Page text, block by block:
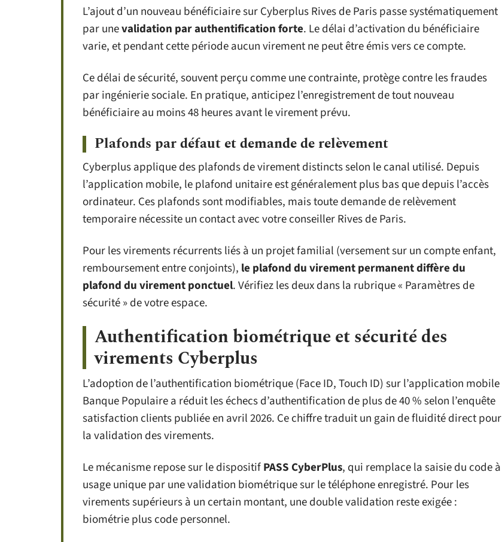
L’ajout d’un nouveau bénéficiaire sur Cyberplus Rives de Paris passe systématiquement
par unevalidation par authentification forte. Le délai d’activation du bénéficiaire
varie, et pendant cette période aucun virement ne peut être émis vers ce compte.
Ce délai de sécurité, souvent perçu comme une contrainte, protège contre les fraudes
par ingénierie sociale. En pratique, anticipez l’enregistrement de tout nouveau
bénéficiaire au moins 48 heures avant le virement prévu.
Plafonds par défaut et demande de relèvement
Cyberplus applique des plafonds de virement distincts selon le canal utilisé. Depuis
l’application mobile, le plafond unitaire est généralement plus bas que depuis l’accès
ordinateur. Ces plafonds sont modifiables, mais toute demande de relèvement
temporaire nécessite un contact avec votre conseiller Rives de Paris.
Pour les virements récurrents liés à un projet familial (versement sur un compte enfant,
remboursement entre conjoints), le plafond du virement permanent diffère du
plafond du virement ponctuel. Vérifiez les deux dans la rubrique « Paramètres de
sécurité » de votre espace.
Authentification biométrique et sécurité des
virements Cyberplus
L’adoption de l’authentification biométrique (Face ID, Touch ID) sur l’application mobile
Banque Populaire a réduit les échecs d’authentification de plus de 40 % selon l’enquête
satisfaction clients publiée en avril 2026. Ce chiffre traduit un gain de fluidité direct pour
la validation des virements.
Le mécanisme repose sur le dispositifPASS CyberPlus, qui remplace la saisie du code à
usage unique par une validation biométrique sur le téléphone enregistré. Pour les
virements supérieurs à un certain montant, une double validation reste exigée :
biométrie plus code personnel.